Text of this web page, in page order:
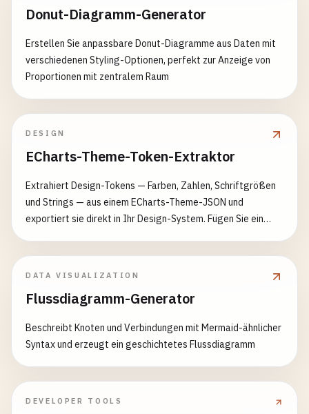
Donut-Diagramm-Generator
Erstellen Sie anpassbare Donut-Diagramme aus Daten mit
verschiedenen Styling-Optionen, perfekt zur Anzeige von
Proportionen mit zentralem Raum
DESIGN
ECharts-Theme-Token-Extraktor
Extrahiert Design-Tokens — Farben, Zahlen, Schriftgrößen
und Strings — aus einem ECharts-Theme-JSON und
exportiert sie direkt in Ihr Design-System. Fügen Sie ein
saubere CSS-Variablen, ein Tailwind theme.extend, ein Style
die Lücke zwischen einem ECharts-Visualisierungs-Theme
und Figma/CSS/Tailwind-Design-Tokens, ohne jeden Wert
von Hand zu kopieren.
DATA VISUALIZATION
Flussdiagramm-Generator
Beschreibt Knoten und Verbindungen mit Mermaid-ähnlicher
Syntax und erzeugt ein geschichtetes Flussdiagramm
DEVELOPER TOOLS